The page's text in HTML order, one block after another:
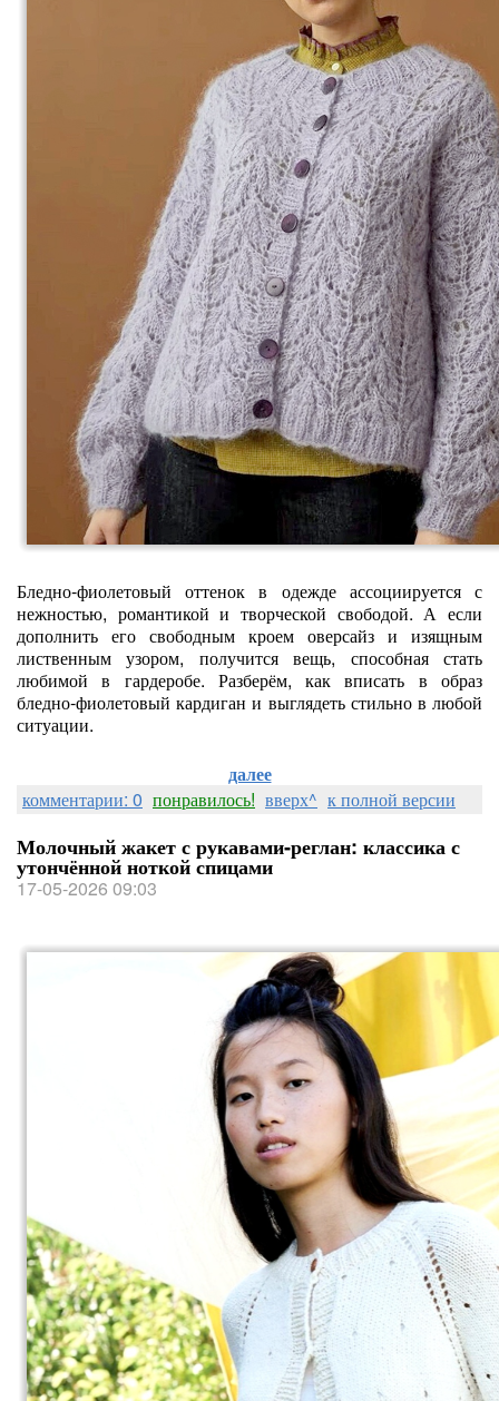
Бледно‑фиолетовый оттенок в одежде ассоциируется с
нежностью, романтикой и творческой свободой. А если
дополнить его свободным кроем оверсайз и изящным
лиственным узором, получится вещь, способная стать
любимой в гардеробе. Разберём, как вписать в образ
бледно‑фиолетовый кардиган и выглядеть стильно в любой
ситуации.
далее
комментарии: 0 понравилось! вверх^ к полной версии
Молочный жакет с рукавами‑реглан: классика с
утончённой ноткой спицами
17-05-2026 09:03